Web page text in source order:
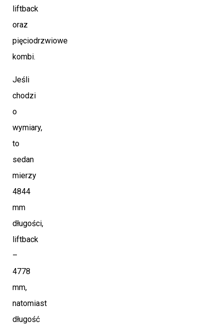
liftback
oraz
pięciodrzwiowe
kombi.
Jeśli
chodzi
o
wymiary,
to
sedan
mierzy
4844
mm
długości,
liftback
–
4778
mm,
natomiast
długość